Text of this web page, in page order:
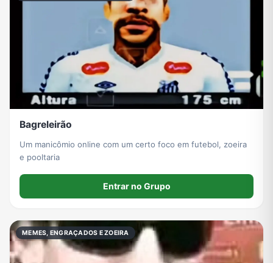
Bagreleirão
Um manicômio online com um certo foco em futebol, zoeira
e pooltaria
Entrar no Grupo
MEMES, ENGRAÇADOS E ZOEIRA